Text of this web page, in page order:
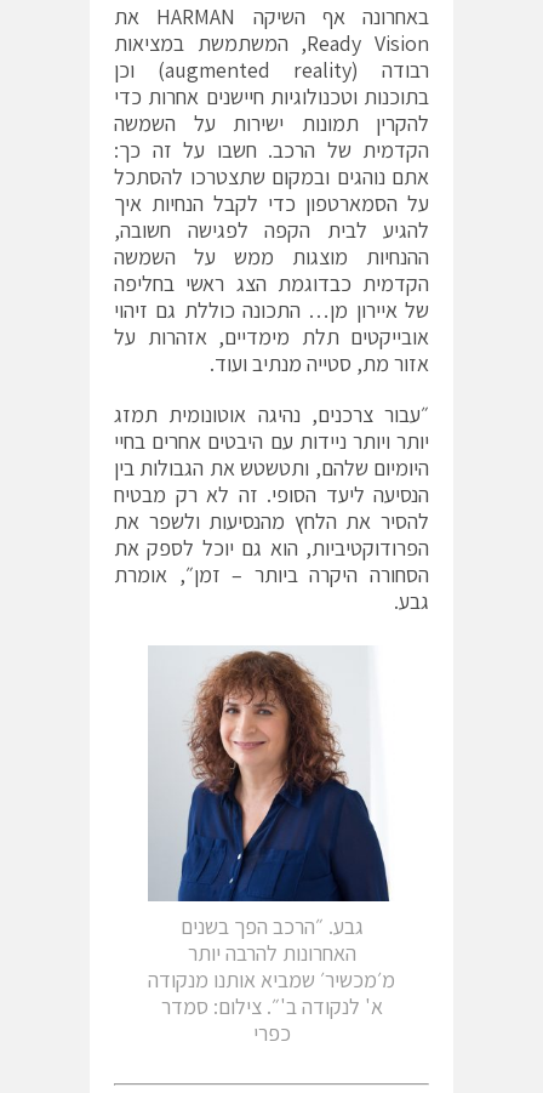
באחרונה אף השיקה HARMAN את
Ready Vision, המשתמשת במציאות
רבודה (augmented reality) וכן
בתוכנות וטכנולוגיות חיישנים אחרות כדי
להקרין תמונות ישירות על השמשה
הקדמית של הרכב. חשבו על זה כך:
אתם נוהגים ובמקום שתצטרכו להסתכל
על הסמארטפון כדי לקבל הנחיות איך
להגיע לבית הקפה לפגישה חשובה,
ההנחיות מוצגות ממש על השמשה
הקדמית כבדוגמת הצג ראשי בחליפה
של איירון מן… התכונה כוללת גם זיהוי
אובייקטים תלת מימדיים, אזהרות על
אזור מת, סטייה מנתיב ועוד.
״עבור צרכנים, נהיגה אוטונומית תמזג
יותר ויותר ניידות עם היבטים אחרים בחיי
היומיום שלהם, ותטשטש את הגבולות בין
הנסיעה ליעד הסופי. זה לא רק מבטיח
להסיר את הלחץ מהנסיעות ולשפר את
הפרודוקטיביות, הוא גם יוכל לספק את
הסחורה היקרה ביותר – זמן״, אומרת
גבע.
גבע. ״הרכב הפך בשנים
האחרונות להרבה יותר
מ׳מכשיר׳ שמביא אותנו מנקודה
א' לנקודה ב'״. צילום: סמדר
כפרי